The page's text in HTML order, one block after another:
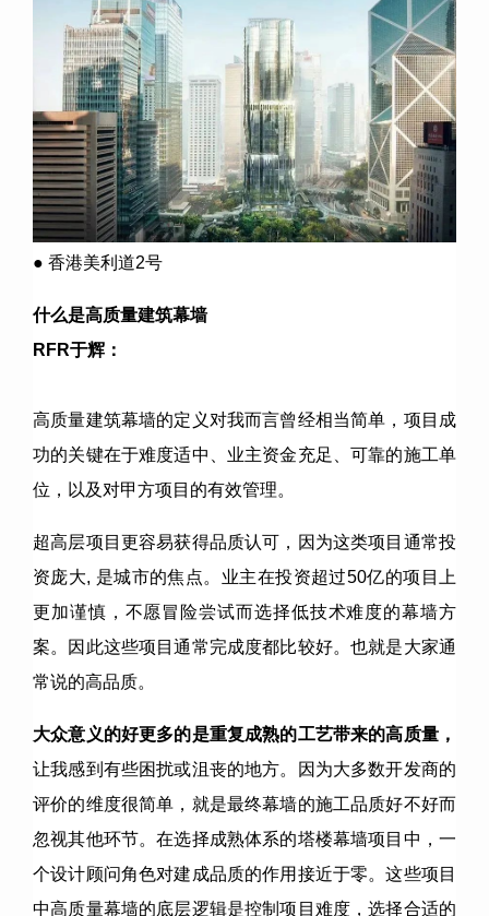
● 香港美利道2号
什么是高质量建筑幕墙
RFR于辉：
高质量建筑幕墙的定义对我而言曾经相当简单，项目成
功的关键在于难度适中、业主资金充足、可靠的施工单
位，以及对甲方项目的有效管理。
超高层项目更容易获得品质认可，因为这类项目通常投
资庞大, 是城市的焦点。业主在投资超过50亿的项目上
更加谨慎，不愿冒险尝试而选择低技术难度的幕墙方
案。因此这些项目通常完成度都比较好。也就是大家通
常说的高品质。
大众意义的好更多的是重复成熟的工艺带来的高质量，
让我感到有些困扰或沮丧的地方。因为大多数开发商的
评价的维度很简单，就是最终幕墙的施工品质好不好而
忽视其他环节。在选择成熟体系的塔楼幕墙项目中，一
个设计顾问角色对建成品质的作用接近于零。这些项目
中高质量幕墙的底层逻辑是控制项目难度，选择合适的